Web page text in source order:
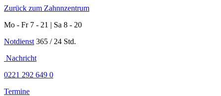
Zurück zum Zahnnzentrum
Mo - Fr 7 - 21 | Sa 8 - 20
Notdienst 365 / 24 Std.
Nachricht
0221 292 649 0
Termine